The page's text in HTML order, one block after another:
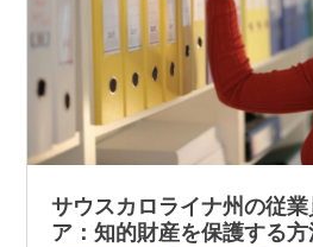
サウスカロライナ州の従
ア：知的財産を保護する